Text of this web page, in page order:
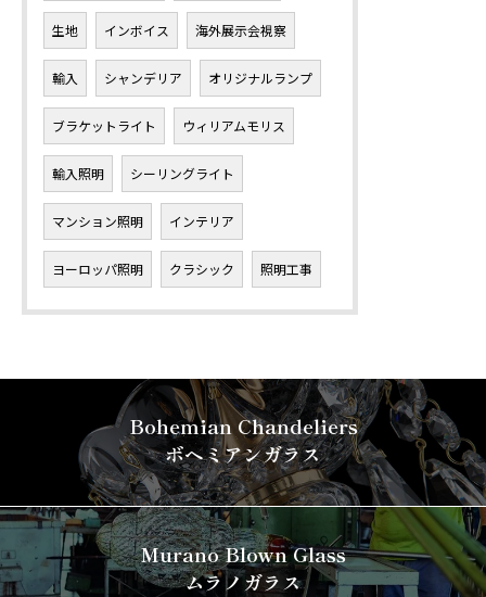
生地 インボイス 海外展示会視察
輸入 シャンデリア オリジナルランプ
ブラケットライト ウィリアムモリス
輸入照明 シーリングライト
マンション照明 インテリア
ヨーロッパ照明 クラシック 照明工事
Bohemian Chandeliers
ボヘミアンガラス
Murano Blown Glass
ムラノガラス